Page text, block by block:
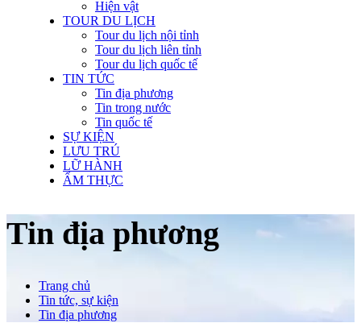
Hiện vật
TOUR DU LỊCH
Tour du lịch nội tỉnh
Tour du lịch liên tỉnh
Tour du lịch quốc tế
TIN TỨC
Tin địa phương
Tin trong nước
Tin quốc tế
SỰ KIỆN
LƯU TRÚ
LỮ HÀNH
ẨM THỰC
Tin địa phương
Trang chủ
Tin tức, sự kiện
Tin địa phương